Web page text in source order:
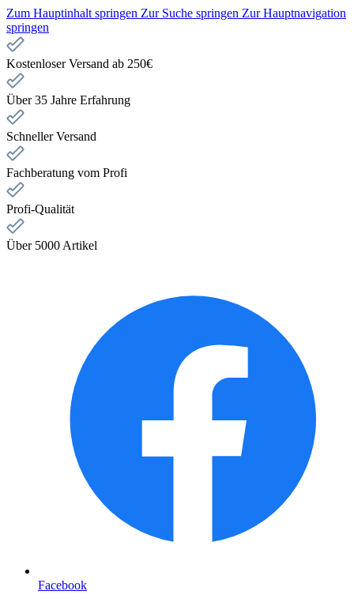
Zum Hauptinhalt springen Zur Suche springen Zur Hauptnavigation
springen
Kostenloser Versand ab 250€
Über 35 Jahre Erfahrung
Schneller Versand
Fachberatung vom Profi
Profi-Qualität
Über 5000 Artikel
Facebook